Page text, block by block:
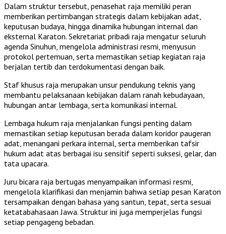
Dalam struktur tersebut, penasehat raja memiliki peran
memberikan pertimbangan strategis dalam kebijakan adat,
keputusan budaya, hingga dinamika hubungan internal dan
eksternal Karaton. Sekretariat pribadi raja mengatur seluruh
agenda Sinuhun, mengelola administrasi resmi, menyusun
protokol pertemuan, serta memastikan setiap kegiatan raja
berjalan tertib dan terdokumentasi dengan baik.
Staf khusus raja merupakan unsur pendukung teknis yang
membantu pelaksanaan kebijakan dalam ranah kebudayaan,
hubungan antar lembaga, serta komunikasi internal.
Lembaga hukum raja menjalankan fungsi penting dalam
memastikan setiap keputusan berada dalam koridor paugeran
adat, menangani perkara internal, serta memberikan tafsir
hukum adat atas berbagai isu sensitif seperti suksesi, gelar, dan
tata upacara.
Juru bicara raja bertugas menyampaikan informasi resmi,
mengelola klarifikasi dan menjamin bahwa setiap pesan Karaton
tersampaikan dengan bahasa yang santun, tepat, serta sesuai
ketatabahasaan Jawa. Struktur ini juga memperjelas fungsi
setiap pengageng bebadan.